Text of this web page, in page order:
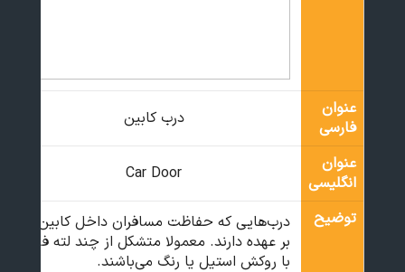
عنوان
فارسی
درب کابین
عنوان
انگلیسی
Car Door
توضیح
درب‌هایی که حفاظت مسافران داخل کابین را
بر عهده دارند. معمولا متشکل از چند لته فلزی
با روکش استیل یا رنگ می‌باشند.